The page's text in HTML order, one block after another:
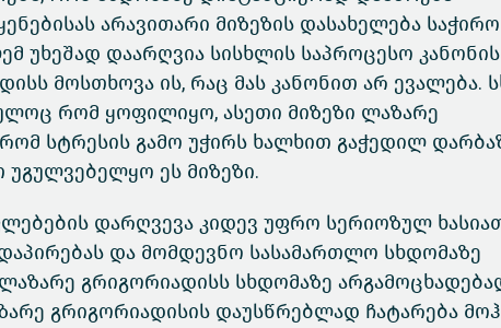
არავითარი მიზეზის დასახელება
უხეშად დაარღვია სისხლის საპროცესო კანონის
მოსთხოვა ის, რაც მას კანონით არ ევალება.
რომ ყოფილიყო, ასეთი მიზეზი ლაზარე
სტრესის გამო უჭირს ხალხით გაჭედილ
ეს მიზეზი.
დარღვევა კიდევ უფრო სერიოზულ
და მომდევნო სასამართლო სხდომაზე
გრიგორიადისს სხდომაზე
გრიგორიადისის დაუსწრებლად ჩატარება